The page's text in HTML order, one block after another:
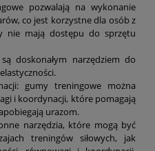
pozwalają na wykonanie
co jest korzystne dla osób z
nie mają dostępu do sprzętu
doskonałym narzędziem do
gumy treningowe można
i koordynacji, które pomagają
urazom.
narzędzia, które mogą być
treningów siłowych, jak